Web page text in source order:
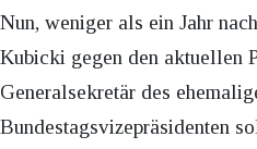
Nun, weniger als ein Jahr
Kubicki gegen den aktuellen
Generalsekretär des
Bundestagsvizepräsidenten